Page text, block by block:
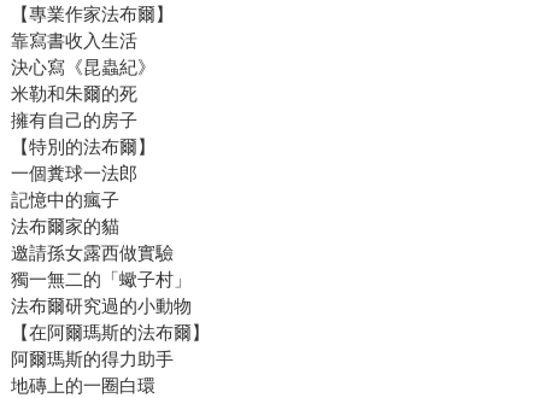
【專業作家法布爾】
靠寫書收入生活
決心寫《昆蟲紀》
米勒和朱爾的死
擁有自己的房子
【特別的法布爾】
一個糞球一法郎
記憶中的瘋子
法布爾家的貓
邀請孫女露西做實驗
獨一無二的「蠍子村」
法布爾研究過的小動物
【在阿爾瑪斯的法布爾】
阿爾瑪斯的得力助手
地磚上的一圈白環